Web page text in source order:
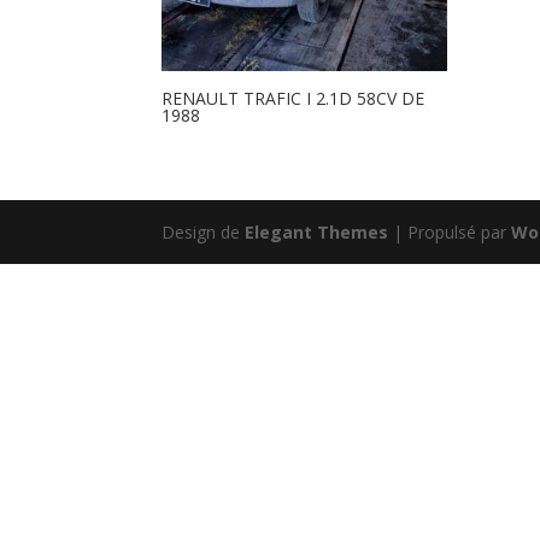
RENAULT TRAFIC I 2.1D 58CV DE
1988
Design de Elegant Themes | Propulsé par